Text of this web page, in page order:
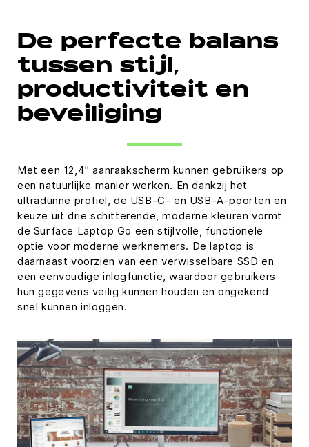
De perfecte balans
tussen stijl,
productiviteit en
beveiliging
Met een 12,4” aanraakscherm kunnen gebruikers op
een natuurlijke manier werken. En dankzij het
ultradunne profiel, de USB-C- en USB-A-poorten en
keuze uit drie schitterende, moderne kleuren vormt
de Surface Laptop Go een stijlvolle, functionele
optie voor moderne werknemers. De laptop is
daarnaast voorzien van een verwisselbare SSD en
een eenvoudige inlogfunctie, waardoor gebruikers
hun gegevens veilig kunnen houden en ongekend
snel kunnen inloggen.